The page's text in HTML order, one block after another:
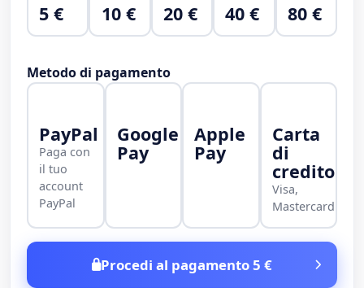
5 € 10 € 20 € 40 € 80 €
Metodo di pagamento
PayPal
Paga con
il tuo
account
PayPal
Google
Pay
Apple
Pay
Carta
di
credito
Visa,
Mastercard
Procedi al pagamento 5 €